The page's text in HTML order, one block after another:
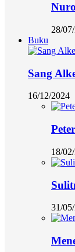
28/
Buku
Sang
16/12/2024
18/
31/